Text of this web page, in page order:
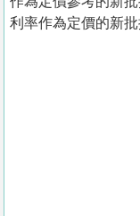
們
利率作為定價的新批